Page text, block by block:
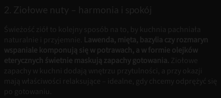
2. Ziołowe nuty – harmonia i spokój
Świeżość ziół to kolejny sposób na to, by kuchnia pachniała
naturalnie i przyjemnie. Lawenda, mięta, bazylia czy rozmaryn
wspaniale komponują się w potrawach, a w formie olejków
eterycznych świetnie maskują zapachy gotowania. Ziołowe
zapachy w kuchni dodają wnętrzu przytulności, a przy okazji
mają właściwości relaksujące – idealne, gdy chcemy odprężyć się
po gotowaniu.